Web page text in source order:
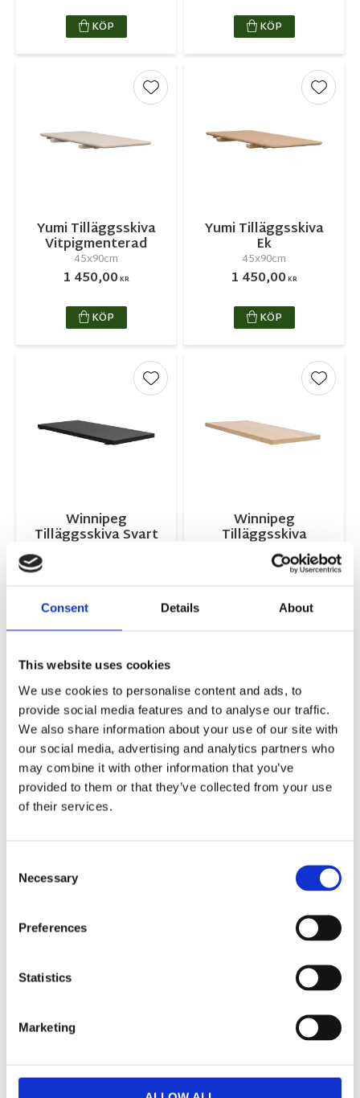
Consent Details About
This website uses cookies
We use cookies to personalise content and ads, to
provide social media features and to analyse our traffic.
We also share information about your use of our site with
our social media, advertising and analytics partners who
may combine it with other information that you’ve
provided to them or that they’ve collected from your use
of their services.
Selection
Necessary
Preferences
Statistics
Marketing
KÖP KÖP
Yumi Tilläggsskiva
Vitpigmenterad
45x90cm
1 450,00KR
Lägg till i favoriter
KÖP
Yumi Tilläggsskiva
Ek
45x90cm
1 450,00KR
Lägg
KÖP
Winnipeg
Tilläggsskiva Svart
Lägg till i favoriter
KÖP
Winnipeg
Tilläggsskiva
Vitpigmenterad
50x100cm
Lägg
1 935,00
Lägg till i favoriter
KR
Lägg